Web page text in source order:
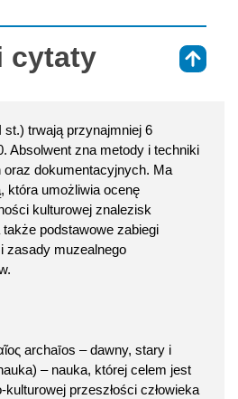
cytaty
trwają przynajmniej 6
Absolwent zna metody i techniki
dokumentacyjnych. Ma
która umożliwia ocenę
kulturowej znalezisk
podstawowe zabiegi
zasady muzealnego
archaīos – dawny, stary i
– nauka, której celem jest
kulturowej przeszłości człowieka